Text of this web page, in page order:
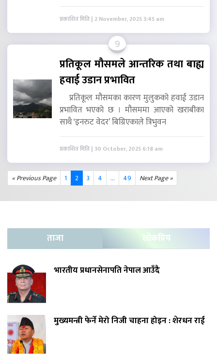
प्रकाशित मिति | 2 November, 2025 3:45 am
9
प्रतिकूल मौसमले आन्तरिक तथा बाह्य
हवाई उडान प्रभावित
प्रतिकूल मौसमका कारण मुलुकको हवाई उडान
प्रभावित भएको छ । मौसममा आएको खराबीका
साथै ‘इनरुट वेदर’ बिग्रिएकाले त्रिभुवन
प्रकाशित मिति | 30 October, 2025 6:18 am
« Previous Page 1 2 3 4 ... 49 Next Page »
ताजा लोकप्रिय
भारतीय प्रधानसेनापति नेपाल आउँदै
मुख्यमन्त्री फेर्ने मेरो निजी चाहना होइन : शेरधन राई